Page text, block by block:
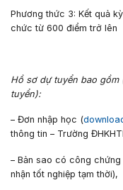
Phương thức 3: Kết quả
chức từ 600 điểm trở lên
Hồ sơ dự tuyển bao
tuyển):
– Đơn nhập học (
thông tin – Trường
– Bản sao có công
nhận tốt nghiệp tạm thời),